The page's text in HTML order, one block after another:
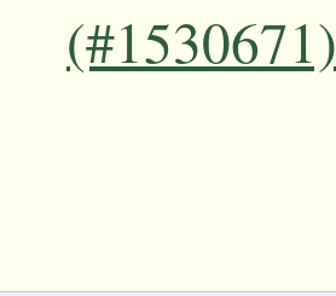
(#1530671)